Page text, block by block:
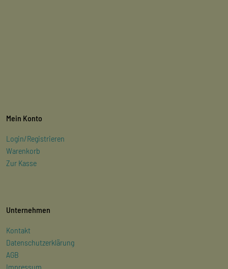
Mein Konto
Login/Registrieren
Warenkorb
Zur Kasse
Unternehmen
Kontakt
Datenschutzerklärung
AGB
Impressum